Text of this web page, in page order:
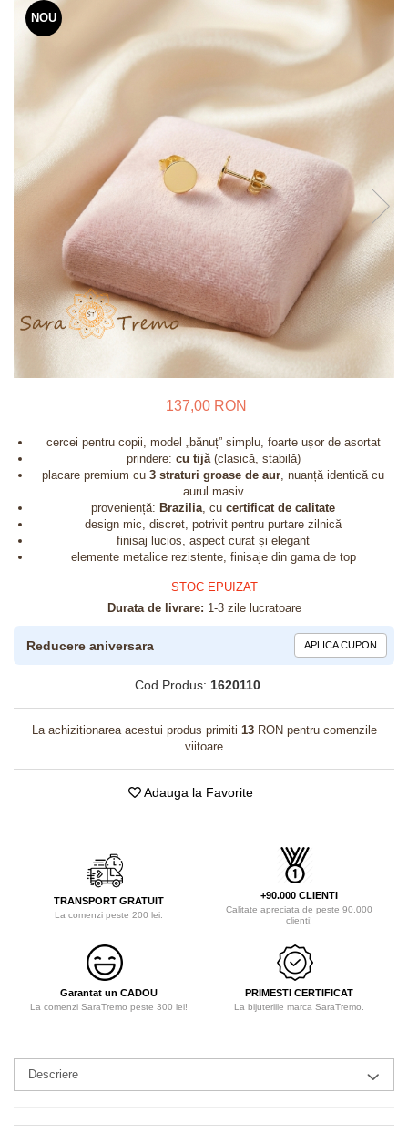
Bijuterii pentru barbati
Verighete
Bijuterii din argint placate cu aur
24K
NOU
137,00 RON
cercei pentru copii, model „bănuț” simplu, foarte ușor de asortat
prindere: cu tijă(clasică, stabilă)
placare premium cu 3 straturi groase de aur, nuanță identică cu
aurul masiv
proveniență: Brazilia, cu certificat de calitate
design mic, discret, potrivit pentru purtare zilnică
finisaj lucios, aspect curat și elegant
elemente metalice rezistente, finisaje din gama de top
STOC EPUIZAT
Durata de livrare: 1-3 zile lucratoare
Reducere aniversara APLICA CUPON
Cod Produs: 1620110
La achizitionarea acestui produs primiti 13RON pentru comenzile
viitoare
Adauga la Favorite
TRANSPORT GRATUIT
La comenzi peste 200 lei.
+90.000 CLIENTI
Calitate apreciata de peste 90.000
clienti!
Garantat un CADOU
La comenzi SaraTremo peste 300 lei!
PRIMESTI CERTIFICAT
La bijuteriile marca SaraTremo.
Descriere